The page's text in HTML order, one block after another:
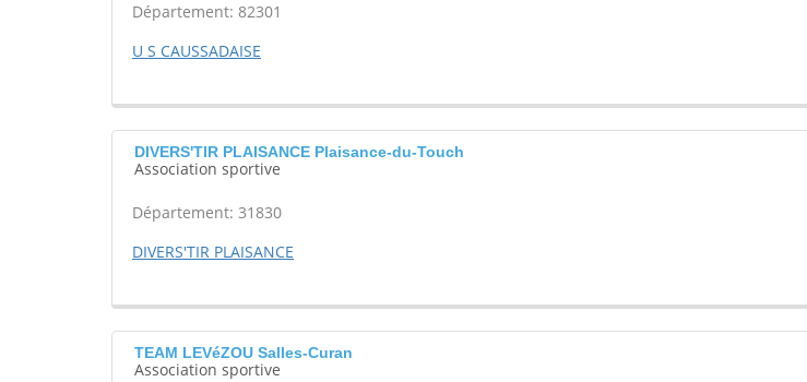
Département: 82301
U S CAUSSADAISE
DIVERS'TIR PLAISANCE Plaisance-du-Touch
Association sportive
Département: 31830
DIVERS'TIR PLAISANCE
TEAM LEVéZOU Salles-Curan
Association sportive